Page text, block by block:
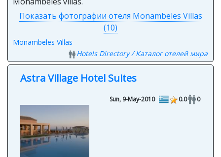
Показать фотографии отеля Monambeles Villas
(10)
Monambeles Villas
Hotels Directory / Каталог отелей мира
Astra Village Hotel Suites
Sun, 9-May-2010 0.0 0